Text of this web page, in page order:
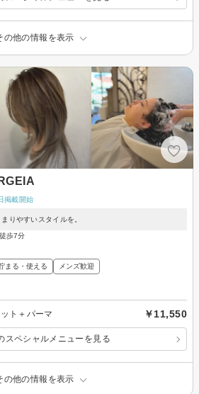
の他の情報を表示
掲載開始
りやすいスタイルを。
歩7分
まる・使える メンズ歓迎
ト＋パーマ ￥11,550
スペシャルメニューを見る
の他の情報を表示